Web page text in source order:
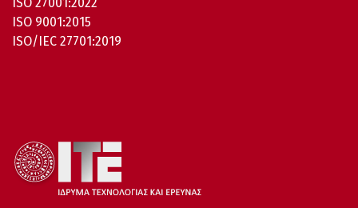
ISO 9001:2015
ISO/IEC 27701:2019